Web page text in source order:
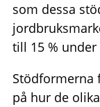
som dessa
till 15 %
Stödformerna
på hur de